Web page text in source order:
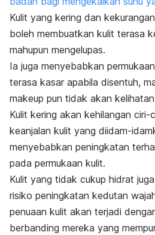
Kulit yang kering dan
boleh membuatkan kulit terasa
mahupun mengelupas.
Ia juga menyebabkan
terasa kasar apabila disentuh,
makeup pun tidak akan
Kulit kering akan kehilangan ciri-
keanjalan kulit yang diidam-
menyebabkan peningkatan
pada permukaan kulit.
Kulit yang tidak cukup hidrat
risiko peningkatan kedutan
penuaan kulit akan terjadi
berbanding mereka yang